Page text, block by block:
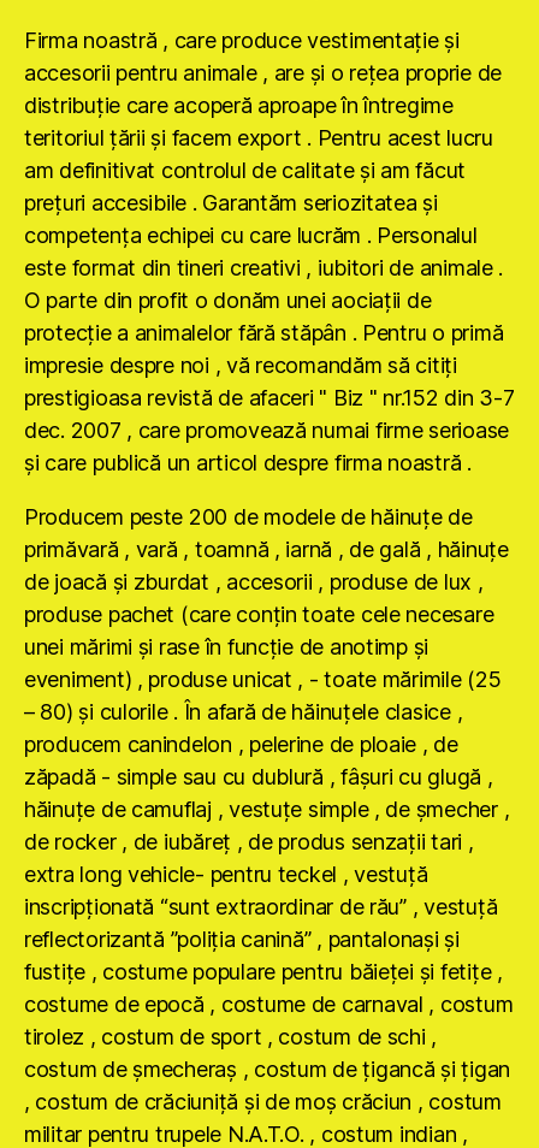
Firma noastră , care produce vestimentaţie şi
accesorii pentru animale , are şi o reţea proprie de
distribuţie care acoperă aproape în întregime
teritoriul ţării şi facem export . Pentru acest lucru
am definitivat controlul de calitate şi am făcut
preţuri accesibile . Garantăm seriozitatea şi
competenţa echipei cu care lucrăm . Personalul
este format din tineri creativi , iubitori de animale .
O parte din profit o donăm unei aociaţii de
protecţie a animalelor fără stăpân . Pentru o primă
impresie despre noi , vă recomandăm să citiţi
prestigioasa revistă de afaceri " Biz " nr.152 din 3-7
dec. 2007 , care promovează numai firme serioase
şi care publică un articol despre firma noastră .
Producem peste 200 de modele de hăinuţe de
primăvară , vară , toamnă , iarnă , de gală , hăinuţe
de joacă şi zburdat , accesorii , produse de lux ,
produse pachet (care conţin toate cele necesare
unei mărimi şi rase în funcţie de anotimp şi
eveniment) , produse unicat , - toate mărimile (25
– 80) şi culorile . În afară de hăinuţele clasice ,
producem canindelon , pelerine de ploaie , de
zăpadă - simple sau cu dublură , fâşuri cu glugă ,
hăinuţe de camuflaj , vestuţe simple , de şmecher ,
de rocker , de iubăreţ , de produs senzaţii tari ,
extra long vehicle- pentru teckel , vestuţă
inscripţionată “sunt extraordinar de rău” , vestuţă
reflectorizantă ”poliţia canină” , pantalonaşi şi
fustiţe , costume populare pentru băieţei şi fetiţe ,
costume de epocă , costume de carnaval , costum
tirolez , costum de sport , costum de schi ,
costum de şmecheraş , costum de ţigancă şi ţigan
, costum de crăciuniţă şi de moş crăciun , costum
militar pentru trupele N.A.T.O. , costum indian ,